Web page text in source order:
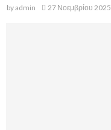
byadmin 27 Νοεμβρίου 2025